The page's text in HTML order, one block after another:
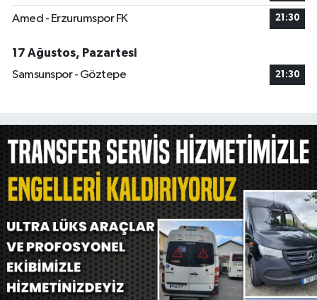
Amed - Erzurumspor FK 21:30
17 Ağustos, Pazartesi
Samsunspor - Göztepe
21:30